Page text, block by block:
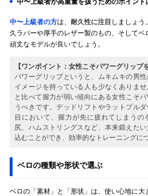
中〜上級者の方は、 耐久性に注目 しましょう
久ラバーや厚手のレザー製のもの、そしてベ
頑丈なモデルが良いでしょう。
【ワンポイント：女性こそパワーグリップ
パワーグリップというと、ムキムキの男性
イメージを持っている人も少なくありま
と比べて握力が弱い傾向にある女性こそ
うべきです。デッドリフトやラットプル
目において、握力が先に疲れてしまうの
尻、ハムストリングスなど、本来鍛えた
込むことができ、効率的なトレーニングに
ベロの種類や形状で選ぶ
ベロの「素材」と「形状」は、使い心地に大